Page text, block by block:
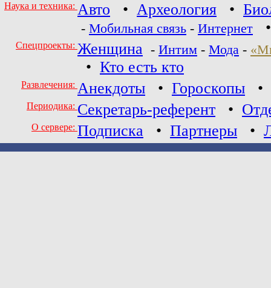
Наука и техника: Авто • Археология •
- Мобильная связь - Интернет
Спецпроекты: Женщина - Интим - Мода -
• Кто есть кто
Развлечения: Анекдоты • Гороскопы •
Периодика: Секретарь-референт •
О сервере: Подписка • Партнеры •